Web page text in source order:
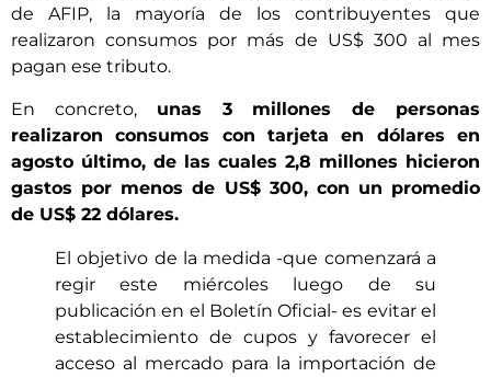
de AFIP, la mayoría de los contribuyentes que
realizaron consumos por más de US$ 300 al mes
pagan ese tributo.
En concreto, unas 3 millones de personas
realizaron consumos con tarjeta en dólares en
agosto último, de las cuales 2,8 millones hicieron
gastos por menos de US$ 300, con un promedio
de US$ 22 dólares.
El objetivo de la medida -que comenzará a
regir este miércoles luego de su
publicación en el Boletín Oficial- es evitar el
establecimiento de cupos y favorecer el
acceso al mercado para la importación de